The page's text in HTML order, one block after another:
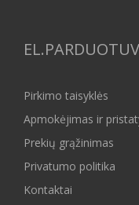
Pirkimo taisyklės
Apmokėjimas ir
Prekių grąžinimas
Privatumo politika
Kontaktai